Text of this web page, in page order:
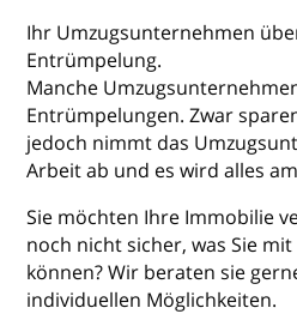
Ihr Umzugsunternehmen
Entrümpelung.
Manche
Entrümpelungen. Zwar
jedoch nimmt das
Arbeit ab und es wird alles
Sie möchten Ihre Immobilie
noch nicht sicher, was Sie
können? Wir beraten sie
individuellen Möglichkeiten.